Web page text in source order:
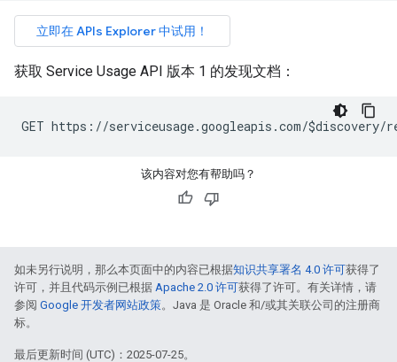
立即在 APIs Explorer 中试用！
获取 Service Usage API 版本 1 的发现文档：
GET https://serviceusage.googleapis.com/$discovery/
该内容对您有帮助吗？
如未另行说明，那么本页面中的内容已根据知识共享署名 4.0 许可获得了
许可，并且代码示例已根据 Apache 2.0 许可获得了许可。有关详情，请
参阅 Google 开发者网站政策。Java 是 Oracle 和/或其关联公司的注册商
标。
最后更新时间 (UTC)：2025-07-25。